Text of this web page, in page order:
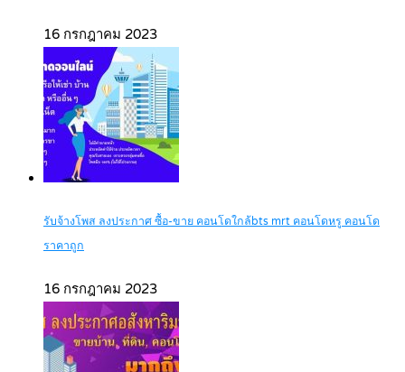
16 กรกฎาคม 2023
รับจ้างโพส ลงประกาศ ซื้อ-ขาย คอนโดใกล้bts mrt คอนโดหรู คอนโด
ราคาถูก
16 กรกฎาคม 2023